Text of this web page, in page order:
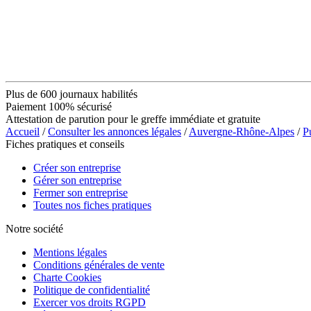
Plus de 600 journaux habilités
Paiement 100% sécurisé
Attestation de parution pour le greffe immédiate et gratuite
Accueil /Consulter les annonces légales /Auvergne-Rhône-Alpes /
Fiches pratiques et conseils
Créer son entreprise
Gérer son entreprise
Fermer son entreprise
Toutes nos fiches pratiques
Notre société
Mentions légales
Conditions générales de vente
Charte Cookies
Politique de confidentialité
Exercer vos droits RGPD